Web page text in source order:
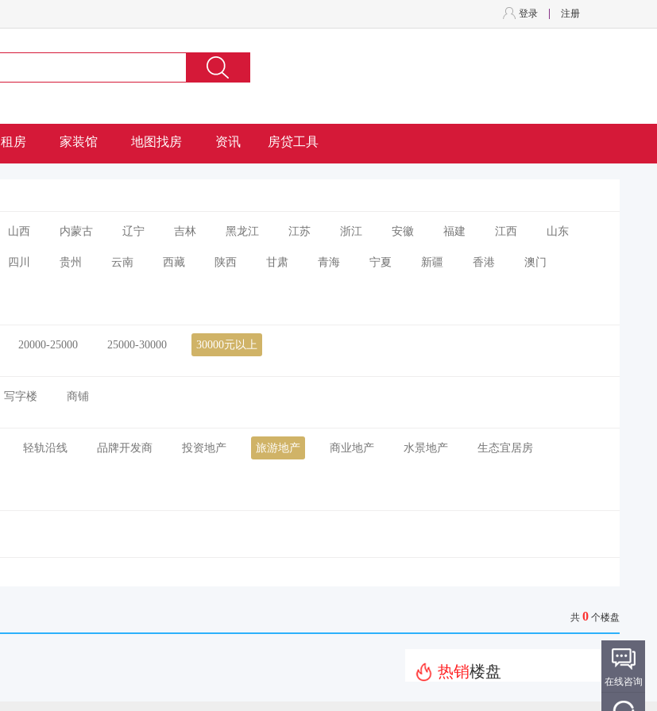
注册
登录
租房 家装馆 地图找房 资讯 房贷工具
山西 内蒙古 辽宁 吉林 黑龙江 江苏 浙江 安徽 福建 江西 山东
四川 贵州 云南 西藏 陕西 甘肃 青海 宁夏 新疆 香港 澳门
20000-25000 25000-30000 30000元以上
写字楼 商铺
轻轨沿线 品牌开发商 投资地产 旅游地产 商业地产 水景地产 生态宜居房
共 0 个楼盘
热销楼盘
在线咨询